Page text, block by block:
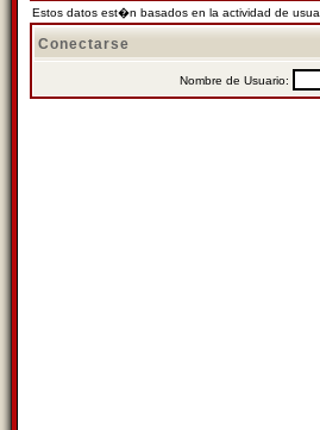
Estos datos est�n basados en la actividad de
Conectarse
Nombre de Usuario: